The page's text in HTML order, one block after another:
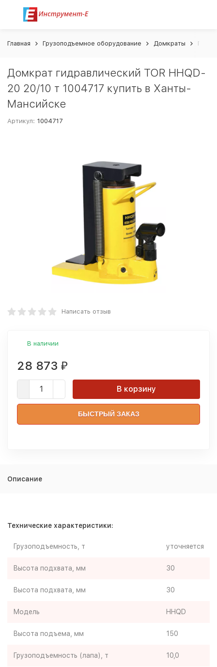
Главная Грузоподъемное оборудование Домкраты
Домкрат гидравлический TOR HHQD-
20 20/10 т 1004717 купить в Ханты-
Мансийске
Артикул: 1004717
Написать отзыв
В наличии
28 873 ₽
В корзину
БЫСТРЫЙ ЗАКАЗ
Описание
Технические характеристики:
Грузоподъемность, т уточняется
Высота подхвата, мм 30
Высота подхвата, мм 30
Модель HHQD
Высота подъема, мм 150
Грузоподъемность (лапа), т 10,0